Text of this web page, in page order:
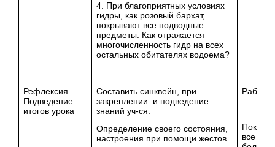
4. При благоприятных условиях
гидры, как розовый бархат,
покрывают все подводные
предметы. Как отражается
многочисленность гидр на всех
остальных обитателях водоема?
Рефлексия.
Подведение
итогов урока
Составить синквейн, при
закреплении и подведение
знаний уч-ся.
Определение своего состояния,
настроения при помощи жестов
Работа
все